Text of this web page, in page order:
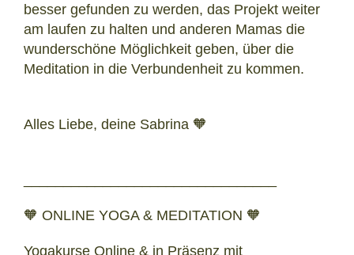
besser gefunden zu werden, das Projekt weiter
am laufen zu halten und anderen Mamas die
wunderschöne Möglichkeit geben, über die
Meditation in die Verbundenheit zu kommen.
Alles Liebe, deine Sabrina 🧡
🧡 ONLINE YOGA & MEDITATION 🧡
Yogakurse Online & in Präsenz mit